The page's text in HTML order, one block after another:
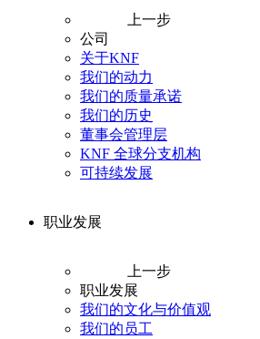
上一步
公司
关于KNF
我们的动力
我们的质量承诺
我们的历史
董事会管理层
KNF 全球分支机构
可持续发展
职业发展
上一步
职业发展
我们的文化与价值观
我们的员工